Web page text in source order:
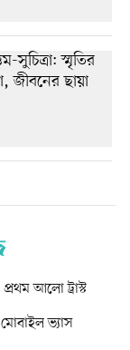
প্রথম আলো ট্রাস্ট
মোবাইল ভ্যাস